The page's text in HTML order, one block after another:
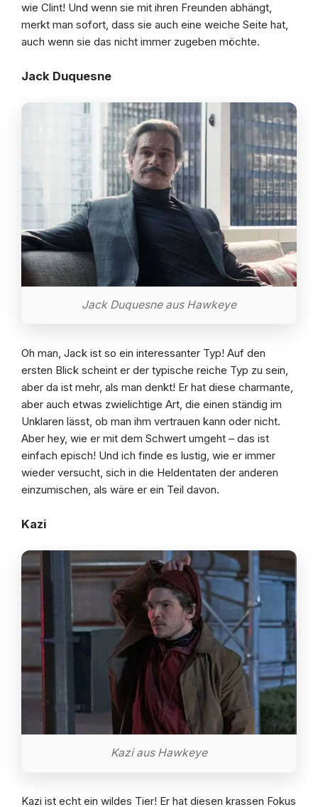
wie Clint! Und wenn sie mit ihren Freunden abhängt,
merkt man sofort, dass sie auch eine weiche Seite hat,
auch wenn sie das nicht immer zugeben möchte.
Jack Duquesne
Jack Duquesne aus Hawkeye
Oh man, Jack ist so ein interessanter Typ! Auf den
ersten Blick scheint er der typische reiche Typ zu sein,
aber da ist mehr, als man denkt! Er hat diese charmante,
aber auch etwas zwielichtige Art, die einen ständig im
Unklaren lässt, ob man ihm vertrauen kann oder nicht.
Aber hey, wie er mit dem Schwert umgeht – das ist
einfach episch! Und ich finde es lustig, wie er immer
wieder versucht, sich in die Heldentaten der anderen
einzumischen, als wäre er ein Teil davon.
Kazi
Kazi aus Hawkeye
Kazi ist echt ein wildes Tier! Er hat diesen krassen Fokus